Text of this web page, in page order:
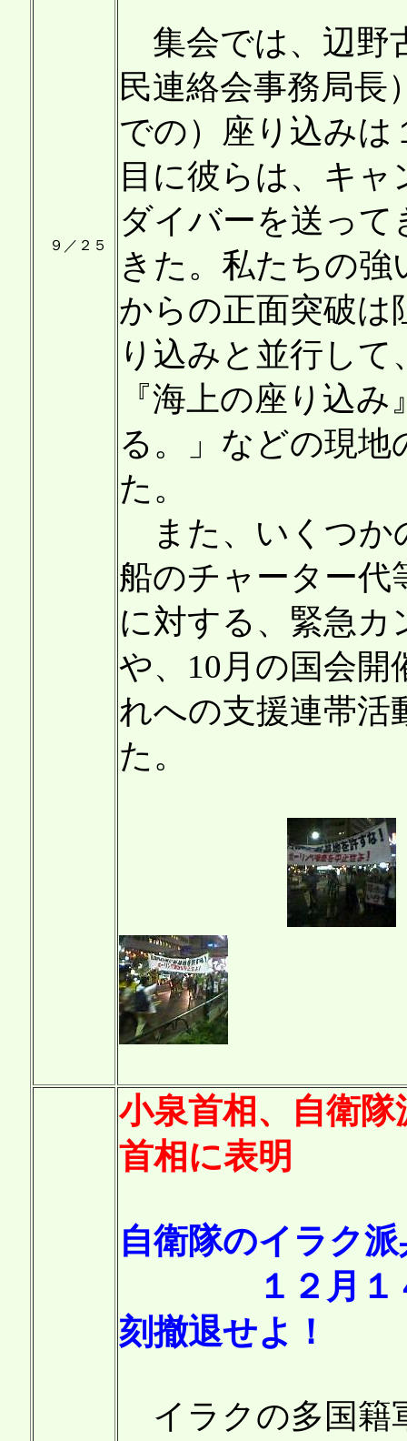
９／２５
集会では、辺野
民連絡会事務局長
での）座り込みは
目に彼らは、キ
ダイバーを送っ
きた。私たちの強
からの正面突破は
り込みと並行し
『海上の座り込
る。」などの現
た。
また、いくつか
船のチャーター代
に対する、緊急カ
や、10月の国会開
れへの支援連帯活
た。
小泉首相、自衛
首相に表明
自衛隊のイラク
１２月１４日
刻撤退せよ！
イラクの多国籍